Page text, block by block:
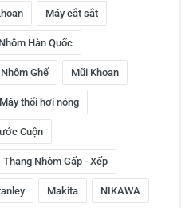
Máy cắt sắt
Hàn Quốc
Ghế Mũi Khoan
Máy thổi hơi nóng
Cuộn
Thang Nhôm Gấp - Xếp
Makita NIKAWA